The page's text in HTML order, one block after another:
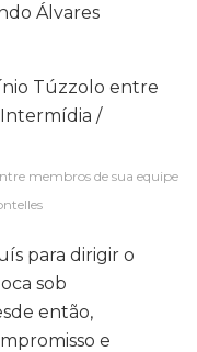
Álvares
membros de sua equipe
para dirigir o
sob
então,
e